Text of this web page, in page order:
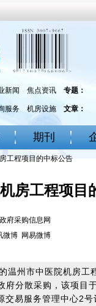
新闻 焦点资讯 专题：
服务 机房设施 文章：
期刊
工程项目的中标公告
房工程项目
府采购信息网
微博 网易微博
温州市中医院机房工
分散采购，该项目
易服务管理中心2